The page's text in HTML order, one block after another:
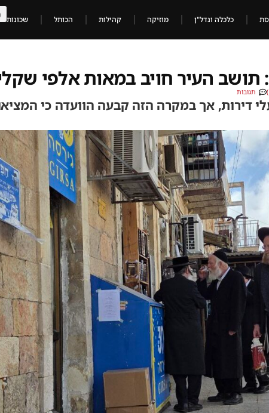
כלכלה ונדל"ן מוזיקה קהילות הכותל שכונות
תושב העיר חויב במאות אלפי
תגובות
דירות, אך במקרה הזה קבעה הוועדה כי